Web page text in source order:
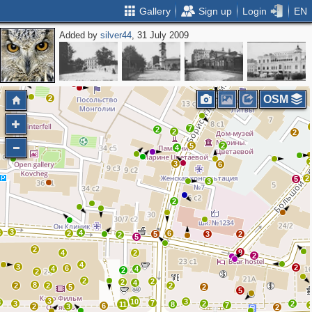
Gallery Sign up Login EN
Added bysilver44, 31 July 2009
8
2
3
2
2
3
9
2
2 7
5
2 2
2
3
6
5
4
2
2
2
3
8
7
11
6 10
4
2
2
4
6
5
2
3
3
4
2
8
2
3
2 4
2 4 2
2
5
2
2 2 7
4 5 2
6
3
3
2
5 2
2
3
5
3
2
3
2
2
3
3
3
OSM